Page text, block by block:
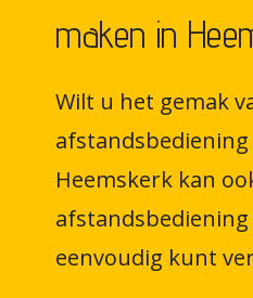
maken in
Wilt u het gemak
afstandsbediening
Heemskerk kan
eenvoudig kunt